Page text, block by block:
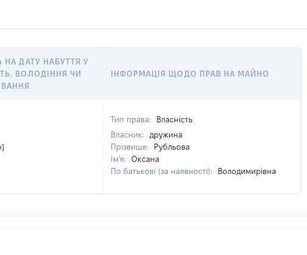
НА ДАТУ НАБУТТЯ У
ВОЛОДІННЯ ЧИ
ІНФОРМАЦІЯ ЩОДО ПРАВ НА МАЙНО
Тип права:
Власність
Власник:
дружина
Прізвище:
Рубльова
Ім'я:
Оксана
По батькові (за наявності):
Володимирівна